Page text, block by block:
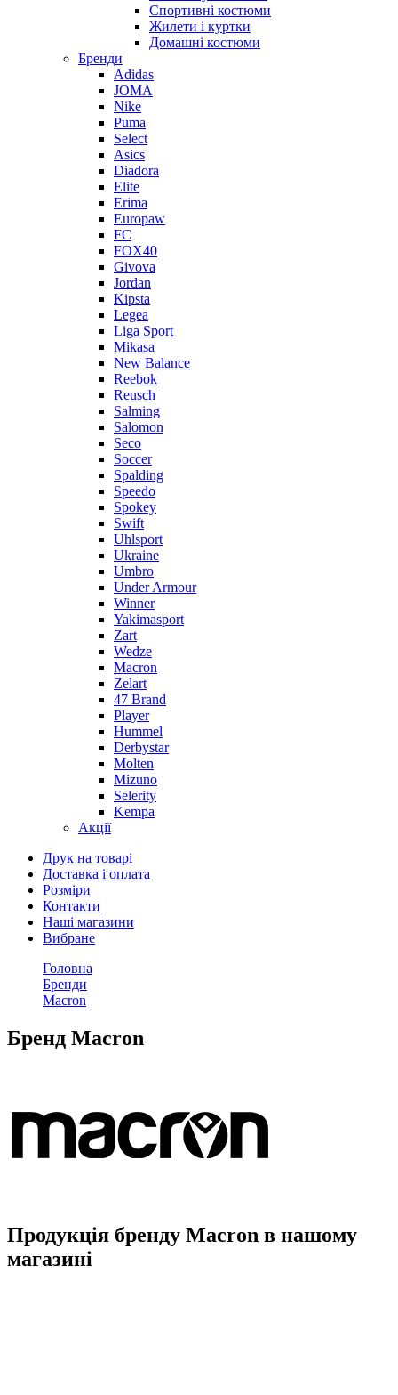
Спортивні костюми
Жилети і куртки
Домашні костюми
Бренди
Adidas
JOMA
Nike
Puma
Select
Asics
Diadora
Elite
Erima
Europaw
FC
FOX40
Givova
Jordan
Kipsta
Legea
Liga Sport
Mikasa
New Balance
Reebok
Reusch
Salming
Salomon
Seco
Soccer
Spalding
Speedo
Spokey
Swift
Uhlsport
Ukraine
Umbro
Under Armour
Winner
Yakimasport
Zart
Wedze
Macron
Zelart
47 Brand
Player
Hummel
Derbystar
Molten
Mizuno
Selerity
Kempa
Акції
Друк на товарі
Доставка і оплата
Розміри
Контакти
Наші магазини
Вибране
Головна
Бренди
Macron
Бренд Macron
Продукція бренду Macron в нашому
магазині